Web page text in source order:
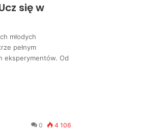
się w
młodych
pełnym
eksperymentów. Od
0 4 106